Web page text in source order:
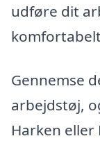
udføre dit
Gennemse
arbejdstøj,
Harken